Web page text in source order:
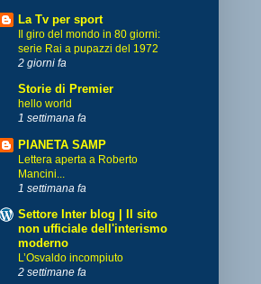
La Tv per sport
Il giro del mondo in 80 giorni:
serie Rai a pupazzi del 1972
2 giorni fa
Storie di Premier
hello world
1 settimana fa
PIANETA SAMP
Lettera aperta a Roberto
Mancini...
1 settimana fa
Settore Inter blog | Il sito
non ufficiale dell'interismo
moderno
L’Osvaldo incompiuto
2 settimane fa